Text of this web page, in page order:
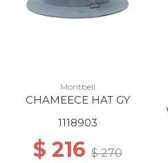
Montbell
CHAMEECE HAT GY
1118903
$ 216$ 270